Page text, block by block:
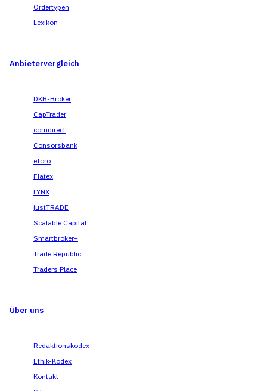
Ordertypen
Lexikon
Anbietervergleich
DKB-Broker
CapTrader
comdirect
Consorsbank
eToro
Flatex
LYNX
justTRADE
Scalable Capital
Smartbroker+
Trade Republic
Traders Place
Über uns
Redaktionskodex
Ethik-Kodex
Kontakt